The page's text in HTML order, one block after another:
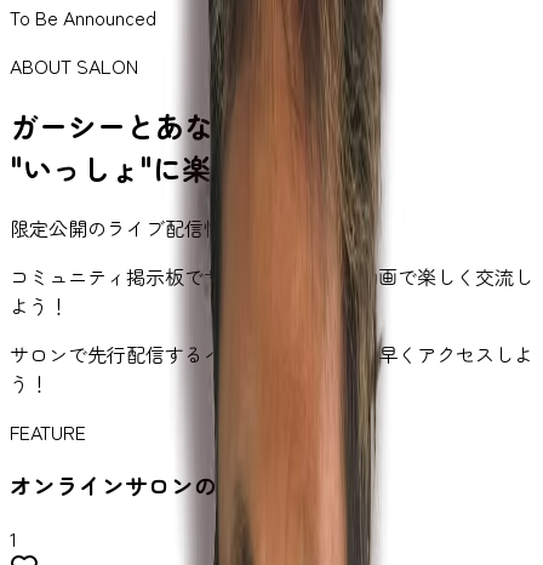
To Be Announced
ABOUT SALON
ガーシーとあなたが
"いっしょ"に楽しむ毎日！
限定公開のライブ配信情報もお届け！
コミュニティ掲示板でサロン限定画像や動画で楽しく交流し
よう！
サロンで先行配信するイベント情報にいち早くアクセスしよ
う！
FEATURE
オンラインサロンの特徴
1